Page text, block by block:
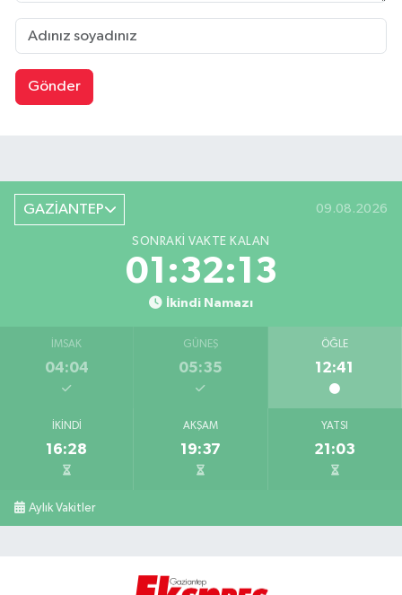
Gönder
GAZİANTEP 09.08.2026
SONRAKI VAKTE KALAN
01:32:13
İkindi Namazı
İMSAK
04:04
GÜNEŞ
05:35
ÖĞLE
12:41
İKINDI
16:28
AKŞAM
19:37
YATSI
21:03
Aylık Vakitler